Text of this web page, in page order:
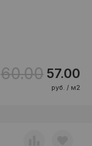
60.00 57.00
руб. / м2